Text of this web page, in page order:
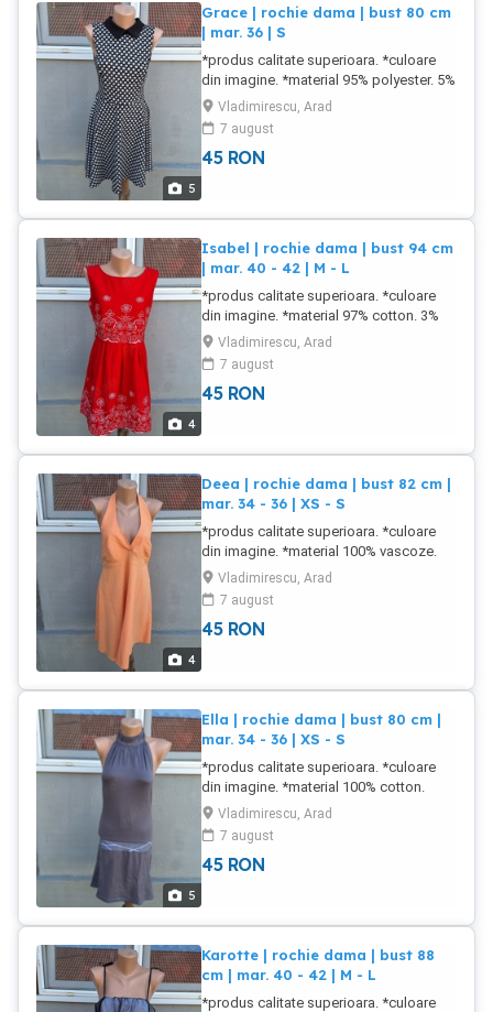
5
Grace | rochie dama | bust 80 cm
| mar. 36 | S
*produs calitate superioara. *culoare
din imagine. *material 95% polyester. 5%
elastan. ***stare buna. produs utilizat.
NU FAC SCHIMBURI
Vladimirescu, Arad
7 august
45 RON
4
Isabel | rochie dama | bust 94 cm
| mar. 40 - 42 | M - L
*produs calitate superioara. *culoare
din imagine. *material 97% cotton. 3%
elastan. ***stare buna. produs utilizat.
NU FAC SCHIMBURI
Vladimirescu, Arad
7 august
45 RON
4
Deea | rochie dama | bust 82 cm |
mar. 34 - 36 | XS - S
*produs calitate superioara. *culoare
din imagine. *material 100% vascoze.
***stare buna. produs utilizat. NU FAC
SCHIMBURI
Vladimirescu, Arad
7 august
45 RON
5
Ella | rochie dama | bust 80 cm |
mar. 34 - 36 | XS - S
*produs calitate superioara. *culoare
din imagine. *material 100% cotton.
***stare buna. produs utilizat. NU FAC
SCHIMBURI
Vladimirescu, Arad
7 august
45 RON
Karotte | rochie dama | bust 88
cm | mar. 40 - 42 | M - L
*produs calitate superioara. *culoare